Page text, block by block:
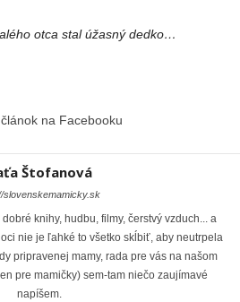
otca stal úžasný dedko…
na Facebooku
Štofanová
slovenskemamicky.sk
knihy, hudbu, filmy, čerstvý vzduch... a
nie je ľahké to všetko skĺbiť, aby neutrpela
pripravenej mamy, rada pre vás na našom
pre mamičky) sem-tam niečo zaujímavé
napíšem.